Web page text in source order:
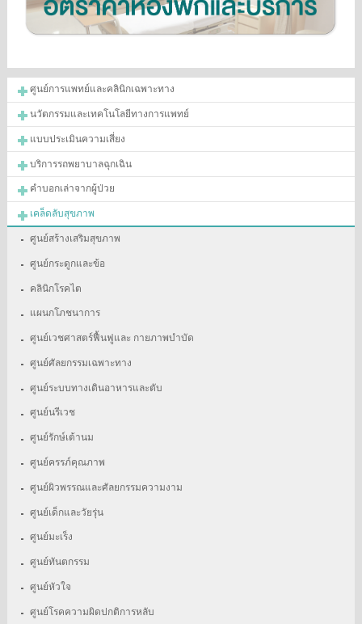
ศูนย์การแพทย์และคลินิกเฉพาะทาง
นวัตกรรมและเทคโนโลยีทางการแพทย์
แบบประเมินความเสี่ยง
บริการรถพยาบาลฉุกเฉิน
คำบอกเล่าจากผู้ป่วย
เคล็ดลับสุขภาพ
ศูนย์สร้างเสริมสุขภาพ
ศูนย์กระดูกและข้อ
คลินิกโรคไต
แผนกโภชนาการ
ศูนย์เวชศาสตร์ฟื้นฟูและ กายภาพบำบัด
ศูนย์ศัลยกรรมเฉพาะทาง
ศูนย์ระบบทางเดินอาหารและตับ
ศูนย์นรีเวช
ศูนย์รักษ์เต้านม
ศูนย์ครรภ์คุณภาพ
ศูนย์ผิวพรรณและศัลยกรรมความงาม
ศูนย์เด็กและวัยรุ่น
ศูนย์มะเร็ง
ศูนย์ทันตกรรม
ศูนย์หัวใจ
ศูนย์โรคความผิดปกติการหลับ